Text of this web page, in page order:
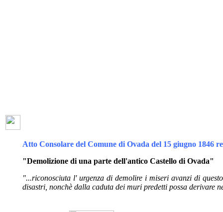
Atto Consolare del Comune di Ovada del 15 giugno 1846
"Demolizione di una parte dell'antico Castello di Ovada"
"...riconosciuta l' urgenza di demolire i miseri avanzi di
disastri, nonchè dalla caduta dei muri predetti possa derivare